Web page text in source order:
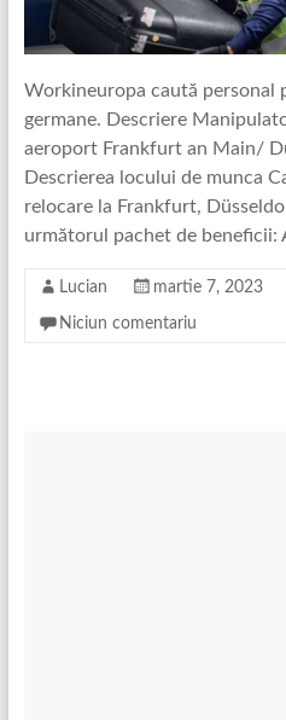
Workineuropa caută personal
germane. Descriere
aeroport Frankfurt an Main/
Descrierea locului de munca
relocare la Frankfurt,
următorul pachet de beneficii:
Lucian martie 7, 2023
Niciun comentariu